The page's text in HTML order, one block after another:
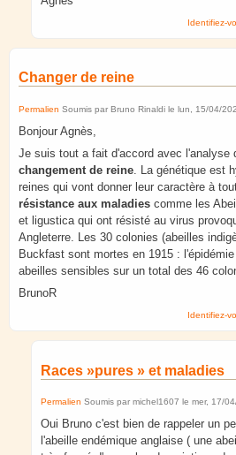
Identifiez-
Changer de reine
Permalien Soumis par Bruno Rinaldi le lun, 15/04/
Bonjour Agnès,
Je suis tout a fait d'accord avec l'analyse
changement de reine. La génétique est
reines qui vont donner leur caractère à
résistance aux maladies comme les
et ligustica qui ont résisté au virus
Angleterre. Les 30 colonies (abeilles
Buckfast sont mortes en 1915 :
abeilles sensibles sur un total des 46
BrunoR
Identifiez-
Races »pures » et maladies
Permalien Soumis par michel1607 le mer, 17/
Oui Bruno c'est bien de rappeler un
l'abeille endémique anglaise ( une